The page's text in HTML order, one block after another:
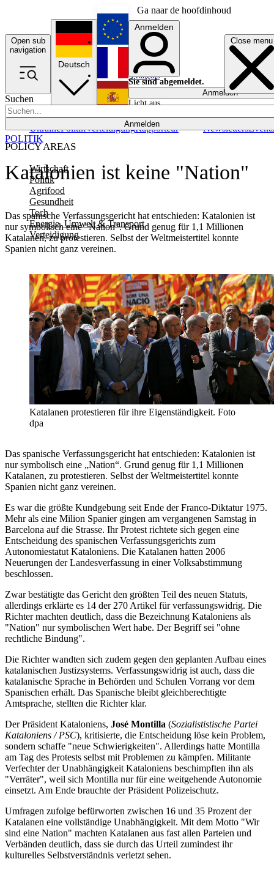
Ga naar de hoofdinhoud
Open sub
navigation
Close menu
Suchen
Anmelden
POLICY AREAS
Wirtschaft
Politik
Agrifood
Gesundheit
Tech
Energie, Umwelt & Transport
Verteidigung
UkrainePolitikVerteidigungRapporteur NewslettersEvents
Deutsch
English
Français
Anmelden
Sie sind abgemeldet.
Anmelden
Licht aus
Katalonien ist keine "Nation"
Das spanische Verfassungsgericht hat entschieden: Katalonien ist
nur symbolisch eine "Nation". Grund genug für 1,1 Millionen
Katalanen, zu protestieren. Selbst der Weltmeistertitel konnte
Spanien nicht ganz vereinen.
POLITIK
Katalanen protestieren für ihre Eigenständigkeit. Foto
dpa
Das spanische Verfassungsgericht hat entschieden: Katalonien ist
nur symbolisch eine „Nation“. Grund genug für 1,1 Millionen
Katalanen, zu protestieren. Selbst der Weltmeistertitel konnte
Spanien nicht ganz vereinen.
Es war die größte Kundgebung seit Ende der Franco-Diktatur 1975.
Mehr als eine Milion Spanier gingen am vergangenen Samstag in
Barcelona auf die Strasse. Ihr Protest richtete sich gegen eine
Entscheidung des spanischen Verfassungsgerichts zum
Autonomiestatut Kataloniens. Die Katalanen hatten 2006
Neuerungen der Landesverfassung in einer Volksabstimmung
beschlossen.
Zwar bestätigte das Gericht den größten Teil des neuen Statuts,
allerdings erklärte es 14 der 270 Artikel für verfassungswidrig. Die
Richter machten deutlich, dass die Bezeichnung Kataloniens als
"Nation" nur symbolischen Wert habe. Der Begriff sei "ohne
rechtliche Bindung".
Die Richter wandten sich zudem gegen den geplanten Aufbau eines
katalanischen Justizsystems. Verfassungswidrig ist auch, dass die
katalanische Sprache in Behörden und Schulen Vorrang vor dem
Spanischen erhält. Das Spanische bleibt gleichberechtigte
Amtsprache, stellten die Richter klar.
Der Präsident Kataloniens, José Montilla (Sozialististische Partei
Kataloniens / PSC), kritisierte, die Entscheidung löse kein Problem,
sondern schaffe "neue Schwierigkeiten". Allerdings hatte Montilla
am Tag des Protests selbst mit Problemen zu kämpfen. Militante
Verfechter der Unabhängigkeit Kataloniens beschimpften ihn als
"Verräter", weil sich Montilla nur für eine weitgehende Autonomie
einsetzt. Am Ende brauchte der Präsident Polizeischutz.
Umfragen zufolge befürworten zwischen 16 und 35 Prozent der
Katalanen eine vollständige Unabhängigkeit. Mit dem Motto "Wir
sind eine Nation" machten Katalanen aus fast allen Parteien und
Verbänden deutlich, dass sie durch das Urteil zumindest ihr
kulturelles Selbstverständnis verletzt sehen.